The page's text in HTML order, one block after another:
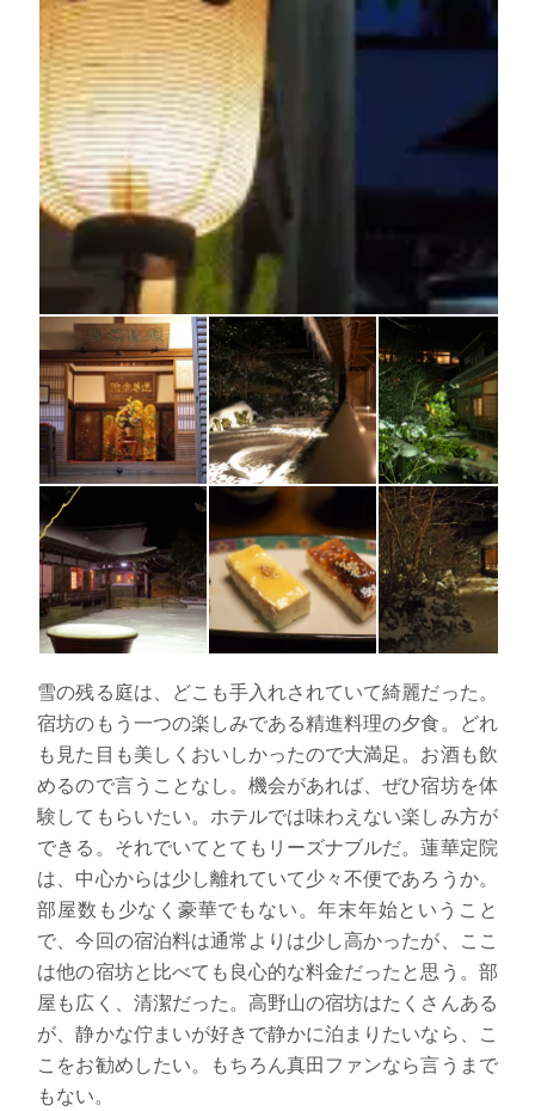
雪の残る庭は、どこも手入れされていて綺麗だった。
宿坊のもう一つの楽しみである精進料理の夕食。どれ
も見た目も美しくおいしかったので大満足。お酒も飲
めるので言うことなし。機会があれば、ぜひ宿坊を体
験してもらいたい。ホテルでは味わえない楽しみ方が
できる。それでいてとてもリーズナブルだ。蓮華定院
は、中心からは少し離れていて少々不便であろうか。
部屋数も少なく豪華でもない。年末年始ということ
で、今回の宿泊料は通常よりは少し高かったが、ここ
は他の宿坊と比べても良心的な料金だったと思う。部
屋も広く、清潔だった。高野山の宿坊はたくさんある
が、静かな佇まいが好きで静かに泊まりたいなら、こ
こをお勧めしたい。もちろん真田ファンなら言うまで
もない。